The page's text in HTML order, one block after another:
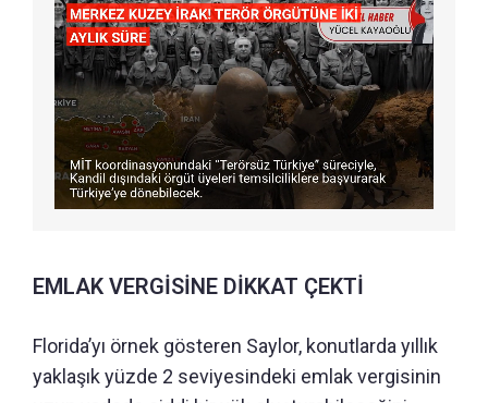
EMLAK VERGİSİNE DİKKAT ÇEKTİ
Florida’yı örnek gösteren Saylor, konutlarda yıllık
yaklaşık yüzde 2 seviyesindeki emlak vergisinin